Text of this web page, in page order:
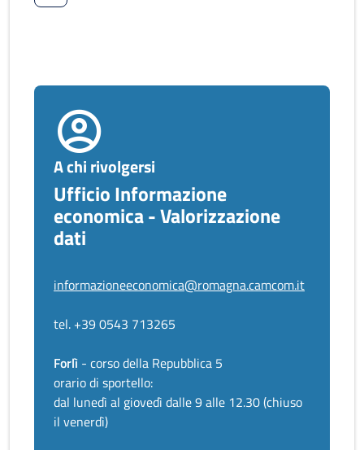
A chi rivolgersi
Ufficio Informazione
economica - Valorizzazione
dati
informazioneeconomica@romagna.camcom.it
tel. +39 0543 713265
Forlì - corso della Repubblica 5
orario di sportello:
dal lunedì al giovedì dalle 9 alle 12.30 (chiuso
il venerdì)